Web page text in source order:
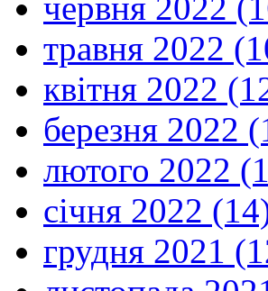
травня 2022
квітня 2022
березня 2022
лютого 2022
січня 2022
грудня 2021